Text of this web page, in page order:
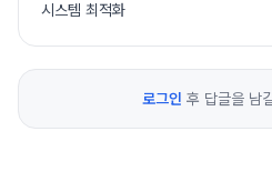
시스템 최적화
로그인 후 답글을 남